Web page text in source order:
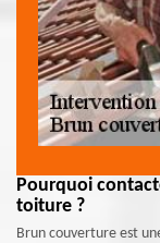
Pourquoi
toiture ?
Brun couverture est